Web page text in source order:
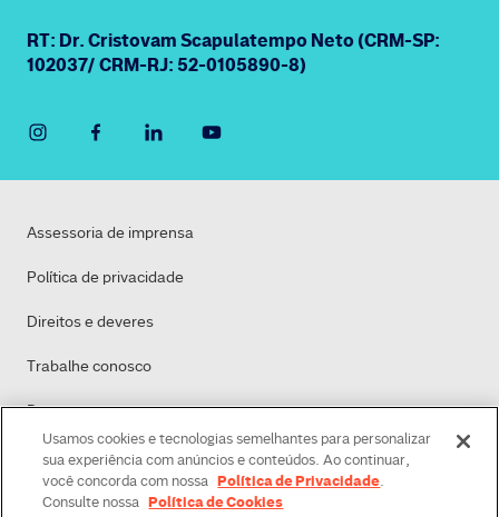
RT: Dr. Cristovam Scapulatempo Neto (CRM-SP:
102037/ CRM-RJ: 52-0105890-8)
Assessoria de imprensa
Política de privacidade
Direitos e deveres
Trabalhe conosco
Dasa
Política de Cookies
Usamos cookies e tecnologias semelhantes para personalizar
sua experiência com anúncios e conteúdos. Ao continuar,
você concorda com nossa Política de Privacidade.
Consulte nossa Política de Cookies